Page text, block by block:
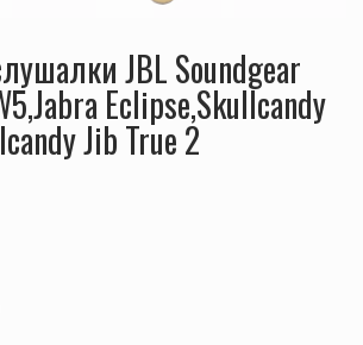
JBL Soundgear
Eclipse,Skullcandy
Jib True 2